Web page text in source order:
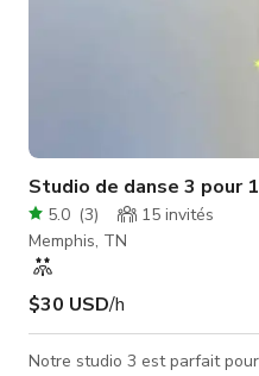
Studio de danse 3 pour
5.0 (3) 15 invités
Memphis, TN
$30 USD/h
Notre studio 3 est parfait